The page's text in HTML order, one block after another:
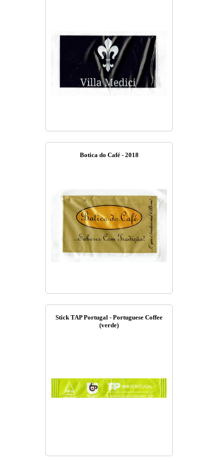
Botica do Café - 2018
Stick TAP Portugal - Portuguese Coffee
(verde)